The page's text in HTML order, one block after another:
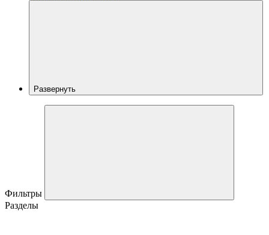
Развернуть
Фильтры
Разделы